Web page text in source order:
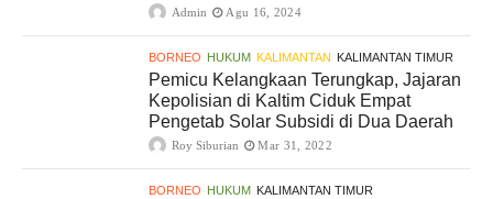
Admin Agu 16, 2024
BORNEO HUKUM KALIMANTAN KALIMANTAN TIMUR
Pemicu Kelangkaan Terungkap, Jajaran
Kepolisian di Kaltim Ciduk Empat
Pengetab Solar Subsidi di Dua Daerah
Roy Siburian Mar 31, 2022
BORNEO HUKUM KALIMANTAN TIMUR